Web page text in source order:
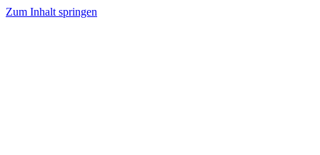
Zum Inhalt springen